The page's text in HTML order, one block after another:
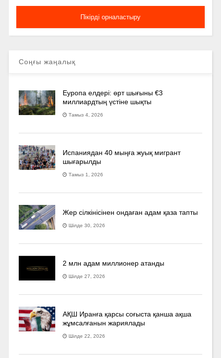
Соңғы жаңалық
Еуропа елдері: өрт шығыны €3
миллиардтың үстіне шықты
Тамыз 4, 2026
Испаниядан 40 мыңға жуық мигрант
шығарылды
Тамыз 1, 2026
Жер сілкінісінен ондаған адам қаза тапты
Шілде 30, 2026
2 млн адам миллионер атанды
Шілде 27, 2026
АҚШ Иранға қарсы соғыста қанша ақша
жұмсалғанын жариялады
Шілде 22, 2026